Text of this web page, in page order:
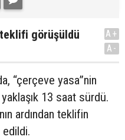
görüşüldü
A+
A-
“çerçeve yasa”nin
13 saat sürdü.
ardından teklifin